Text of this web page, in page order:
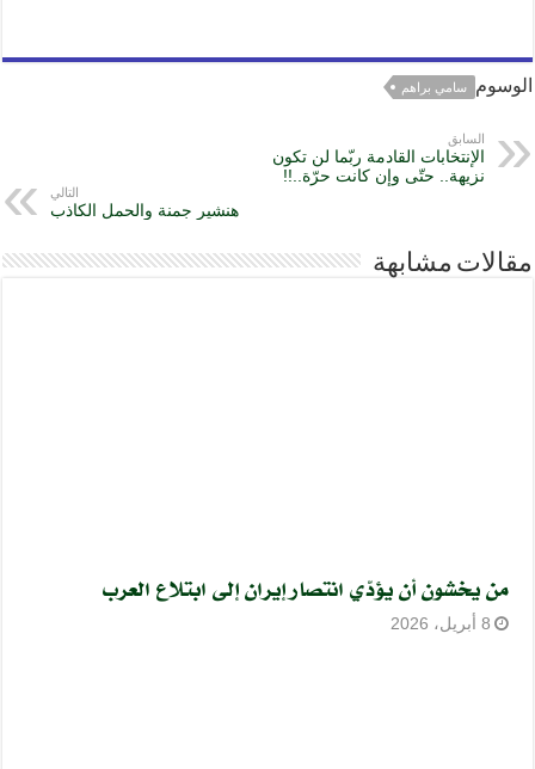
الوسوم سامي براهم
السابق
الإنتخابات القادمة ربّما لن تكون
نزيهة.. حتّى وإن كانت حرّة..!!
التالي
هنشير جمنة والحمل الكاذب
مقالات مشابهة
من يخشون أن يؤدّي انتصار إيران إلى ابتلاع العرب
8 أبريل، 2026